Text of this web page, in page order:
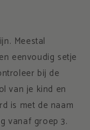
Meestal
eenvoudig setje
bij de
van je kind en
is met de naam
vanaf groep 3.